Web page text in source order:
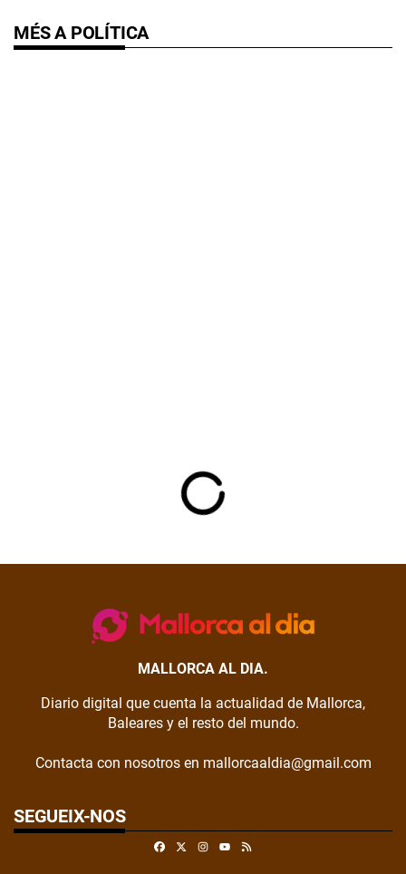
MÉS A POLÍTICA
MALLORCA AL DIA.
Diario digital que cuenta la actualidad de Mallorca,
Baleares y el resto del mundo.
Contacta con nosotros en mallorcaaldia@gmail.com
SEGUEIX-NOS
FacebookInstagram